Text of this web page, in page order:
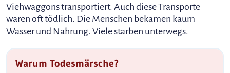
Viehwaggons transportiert. Auch diese Transporte
waren oft tödlich. Die Menschen bekamen kaum
Wasser und Nahrung. Viele starben unterwegs.
Warum Todesmärsche?